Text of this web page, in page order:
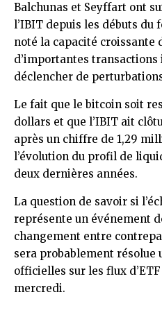
Balchunas et Seyffart ont
l’IBIT depuis les débuts du
noté la capacité croissante
d’importantes
déclencher de
Le fait que le bitcoin soit
dollars et que l’IBIT ait
après un chiffre de 1,29
l’évolution du profil de
deux dernières années.
La question de savoir si
représente un événement
changement entre
sera probablement résolue
officielles sur les flux
mercredi.